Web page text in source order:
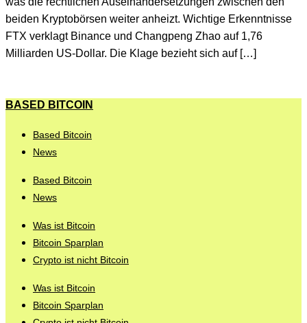
beiden Kryptobörsen weiter anheizt. Wichtige Erkenntnisse
FTX verklagt Binance und Changpeng Zhao auf 1,76
Milliarden US-Dollar. Die Klage bezieht sich auf […]
BASED BITCOIN
Based Bitcoin
News
Based Bitcoin
News
Was ist Bitcoin
Bitcoin Sparplan
Crypto ist nicht Bitcoin
Was ist Bitcoin
Bitcoin Sparplan